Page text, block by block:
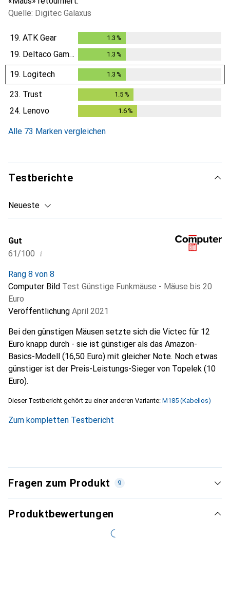
Quelle: Digitec Galaxus
19. ATK Gear 1.3 %
19. Deltaco Gaming 1.3 %
19. Logitech 1.3 %
23. Trust 1.5%
24. Lenovo 1.6 %
Alle 73 Marken vergleichen
Testberichte
Neueste
Gut
61/100 i
Rang 8 von 8
Computer Bild Test Günstige Funkmäuse - Mäuse bis 20
Euro
Veröffentlichung April 2021
Bei den günstigen Mäusen setzte sich die Victec für 12
Euro knapp durch - sie ist günstiger als das Amazon-
Basics-Modell (16,50 Euro) mit gleicher Note. Noch etwas
günstiger ist der Preis-Leistungs-Sieger von Topelek (10
Euro).
Dieser Testbericht gehört zu einer anderen Variante: M185 (Kabellos)
Zum kompletten Testbericht
Fragen zum Produkt 9
Produktbewertungen